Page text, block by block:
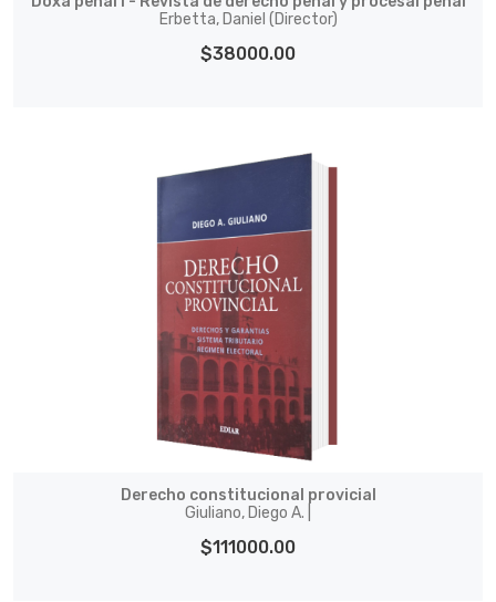
Erbetta, Daniel (Director)
$38000.00
Derecho constitucional provicial
Giuliano, Diego A. |
$111000.00